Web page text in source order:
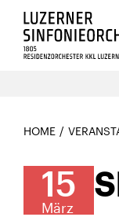
HOME
15
März